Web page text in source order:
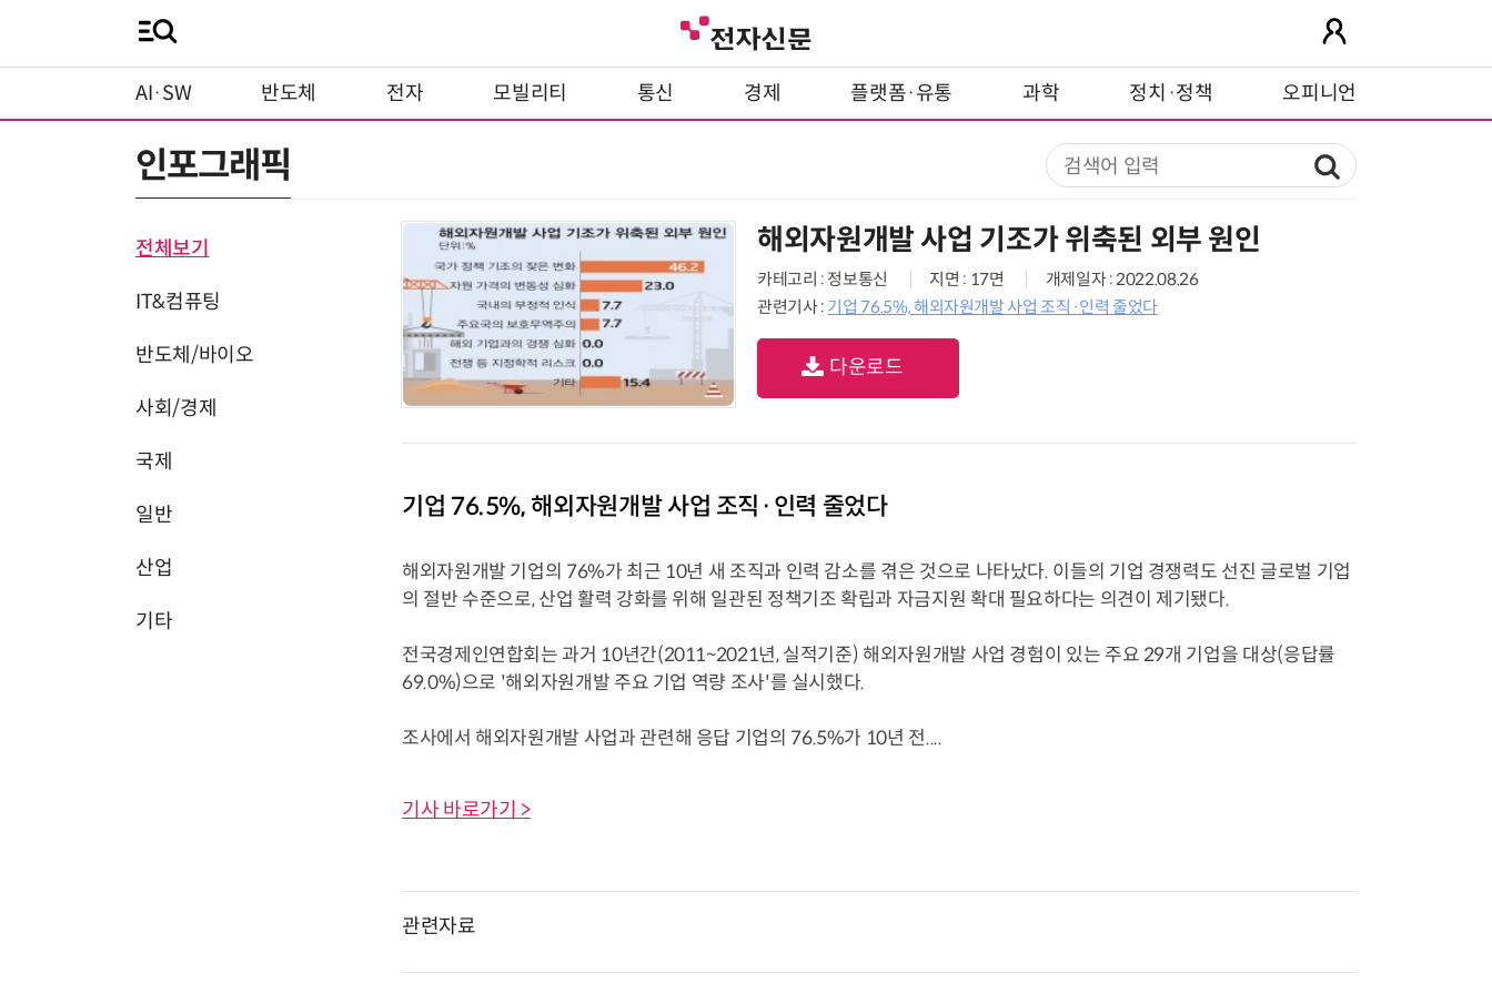
AI·SW 반도체 전자 모빌리티 통신 경제 플랫폼·유통 과학 정치·정책 오피니언
인포그래픽
전체보기
IT&컴퓨팅
반도체/바이오
사회/경제
국제
일반
산업
기타
해외자원개발 사업 기조가 위축된 외부 원인
카테고리 : 정보통신 지면 : 17면
개제일자 : 2022.08.26
관련기사 : 기업 76.5%, 해외자원개발 사업 조직·인력 줄었다
다운로드
기업 76.5%, 해외자원개발 사업 조직·인력 줄었다
해외자원개발 기업의 76%가 최근 10년 새 조직과 인력 감소를 겪은 것으로 나타났다. 이들의 기업 경쟁력도 선진 글로벌 기업
의 절반 수준으로, 산업 활력 강화를 위해 일관된 정책기조 확립과 자금지원 확대 필요하다는 의견이 제기됐다.
전국경제인연합회는 과거 10년간(2011~2021년, 실적기준) 해외자원개발 사업 경험이 있는 주요 29개 기업을 대상(응답률
69.0%)으로 '해외자원개발 주요 기업 역량 조사'를 실시했다.
조사에서 해외자원개발 사업과 관련해 응답 기업의 76.5%가 10년 전....
기사 바로가기 >
관련자료